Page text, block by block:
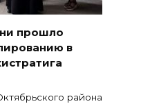
прошло
в
района